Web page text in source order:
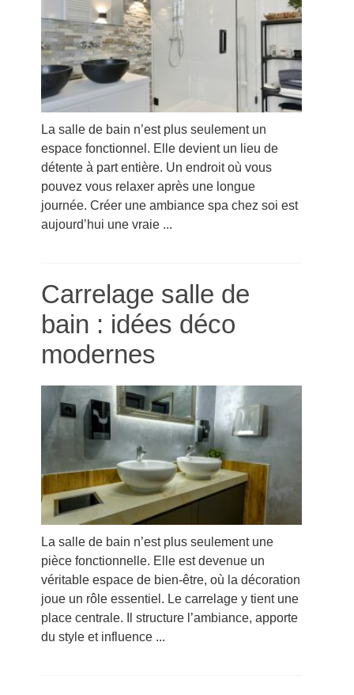
La salle de bain n’est plus seulement un
espace fonctionnel. Elle devient un lieu de
détente à part entière. Un endroit où vous
pouvez vous relaxer après une longue
journée. Créer une ambiance spa chez soi est
aujourd’hui une vraie ...
Carrelage salle de
bain : idées déco
modernes
La salle de bain n’est plus seulement une
pièce fonctionnelle. Elle est devenue un
véritable espace de bien-être, où la décoration
joue un rôle essentiel. Le carrelage y tient une
place centrale. Il structure l’ambiance, apporte
du style et influence ...